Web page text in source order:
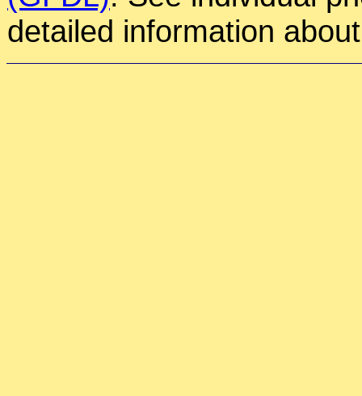
detailed information